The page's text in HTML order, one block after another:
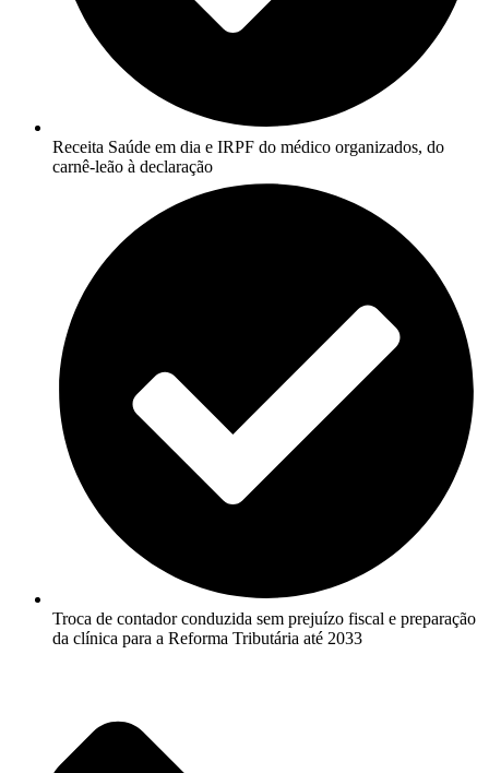
Receita Saúde em dia e IRPF do médico organizados, do
carnê-leão à declaração
Troca de contador conduzida sem prejuízo fiscal e preparação
da clínica para a Reforma Tributária até 2033